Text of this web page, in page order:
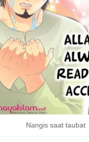
Nangis saat taubat